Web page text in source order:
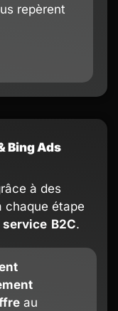
repèrent
Bing Ads
à des
chaque étape
service B2C.
au